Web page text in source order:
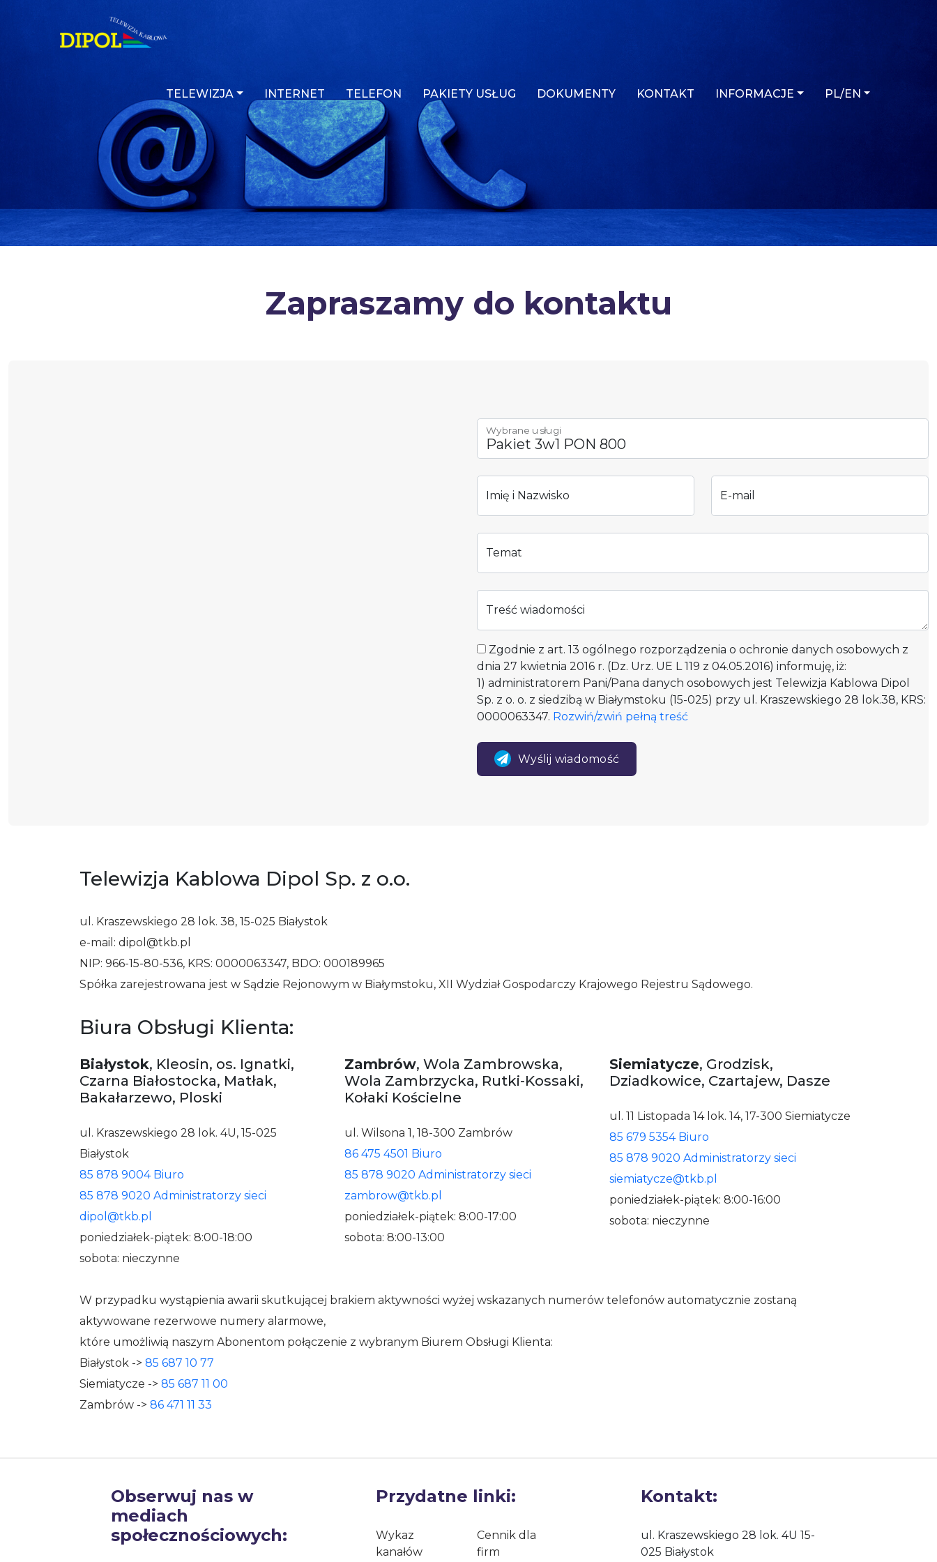
TELEWIZJA INTERNET TELEFON PAKIETY USŁUG DOKUMENTY KONTAKT INFORMACJE PL/EN
Zapraszamy do kontaktu
Wybrane usługi
Imię i Nazwisko E-mail
Temat
Treść wiadomości
Zgodnie z art. 13 ogólnego rozporządzenia o ochronie danych osobowych z
dnia 27 kwietnia 2016 r. (Dz. Urz. UE L 119 z 04.05.2016) informuję, iż:
1) administratorem Pani/Pana danych osobowych jest Telewizja Kablowa Dipol
Sp. z o. o. z siedzibą w Białymstoku (15-025) przy ul. Kraszewskiego 28 lok.38, KRS:
0000063347. Rozwiń/zwiń pełną treść
Wyślij wiadomość
Telewizja Kablowa Dipol Sp. z o.o.
ul. Kraszewskiego 28 lok. 38, 15-025 Białystok
e-mail: dipol@tkb.pl
NIP: 966-15-80-536, KRS: 0000063347, BDO: 000189965
Spółka zarejestrowana jest w Sądzie Rejonowym w Białymstoku, XII Wydział Gospodarczy Krajowego Rejestru Sądowego.
Biura Obsługi Klienta:
Białystok, Kleosin, os. Ignatki,
Czarna Białostocka, Matłak,
Bakałarzewo, Ploski
ul. Kraszewskiego 28 lok. 4U, 15-025
Białystok
85 878 9004 Biuro
85 878 9020 Administratorzy sieci
dipol@tkb.pl
poniedziałek-piątek: 8:00-18:00
sobota: nieczynne
Zambrów, Wola Zambrowska,
Wola Zambrzycka, Rutki-Kossaki,
Kołaki Kościelne
ul. Wilsona 1, 18-300 Zambrów
86 475 4501 Biuro
85 878 9020 Administratorzy sieci
zambrow@tkb.pl
poniedziałek-piątek: 8:00-17:00
sobota: 8:00-13:00
Siemiatycze, Grodzisk,
Dziadkowice, Czartajew, Dasze
ul. 11 Listopada 14 lok. 14, 17-300 Siemiatycze
85 679 5354 Biuro
85 878 9020 Administratorzy sieci
siemiatycze@tkb.pl
poniedziałek-piątek: 8:00-16:00
sobota: nieczynne
W przypadku wystąpienia awarii skutkującej brakiem aktywności wyżej wskazanych numerów telefonów automatycznie zostaną
aktywowane rezerwowe numery alarmowe,
które umożliwią naszym Abonentom połączenie z wybranym Biurem Obsługi Klienta:
Białystok -> 85 687 10 77
Siemiatycze -> 85 687 11 00
Zambrów -> 86 471 11 33
Obserwuj nas w
mediach
społecznościowych:
Przydatne linki:
Wykaz
kanałów
Cennik dla
firm
Kontakt:
ul. Kraszewskiego 28 lok. 4U 15-
025 Białystok